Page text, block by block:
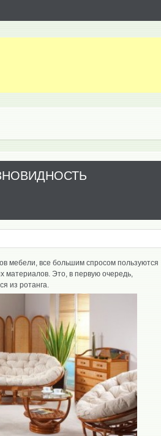
мебели, все большим спросом пользуются
материалов. Это, в первую очередь,
из ротанга.